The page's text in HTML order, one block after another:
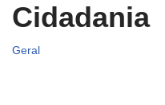
Cidadania
Geral